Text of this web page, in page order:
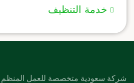
خدمة التنظيف
شركة سعودية متخصصة للعمل